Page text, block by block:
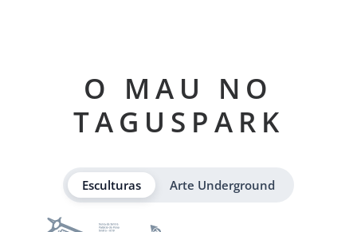
O MAU NO
TAGUSPARK
Esculturas Arte Underground